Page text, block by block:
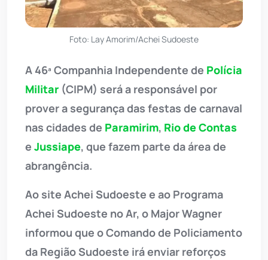
Foto: Lay Amorim/Achei Sudoeste
A 46ª Companhia Independente de Polícia
Militar (CIPM) será a responsável por
prover a segurança das festas de carnaval
nas cidades de Paramirim, Rio de Contas
e Jussiape, que fazem parte da área de
abrangência.
Ao site Achei Sudoeste e ao Programa
Achei Sudoeste no Ar, o Major Wagner
informou que o Comando de Policiamento
da Região Sudoeste irá enviar reforços